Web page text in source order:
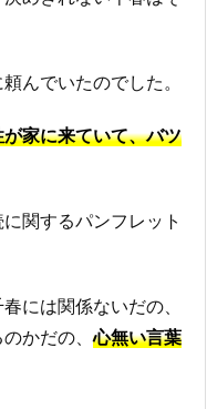
んでいたのでした。
家に来ていて、バツ
関するパンフレット
には関係ないだの、
かだの、心無い言葉